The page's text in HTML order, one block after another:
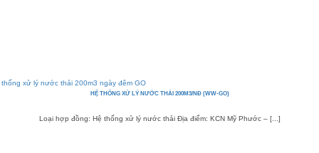
HỆ THỐNG XỬ LÝ NƯỚC THẢI 200M3/NĐ (WW-GO)
Loại hợp đồng: Hệ thống xử lý nước thải Địa điểm: KCN Mỹ Phước – [...]